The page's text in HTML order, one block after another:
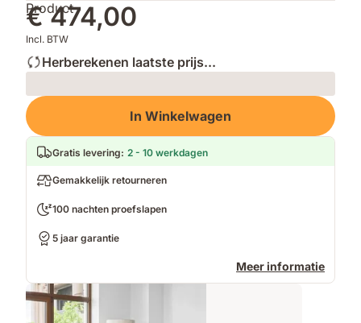
€ 474,00
Incl. BTW
Herberekenen laatste prijs...
Loading
In Winkelwagen
Gratis levering: 2 - 10 werkdagen
Gemakkelijk retourneren
100 nachten proefslapen
5 jaar garantie
Meer informatie